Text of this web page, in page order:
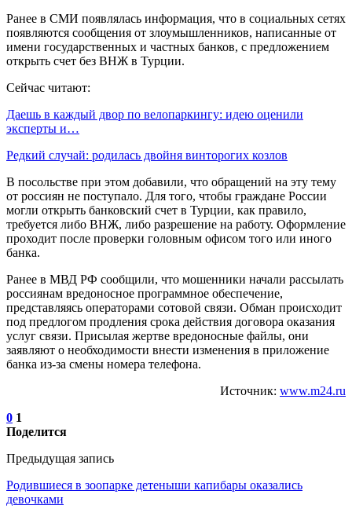
Ранее в СМИ появлялась информация, что в социальных сетях
появляются сообщения от злоумышленников, написанные от
имени государственных и частных банков, с предложением
открыть счет без ВНЖ в Турции.
Сейчас читают:
Даешь в каждый двор по велопаркингу: идею оценили
эксперты и…
Редкий случай: родилась двойня винторогих козлов
В посольстве при этом добавили, что обращений на эту тему
от россиян не поступало. Для того, чтобы граждане России
могли открыть банковский счет в Турции, как правило,
требуется либо ВНЖ, либо разрешение на работу. Оформление
проходит после проверки головным офисом того или иного
банка.
Ранее в МВД РФ сообщили, что мошенники начали рассылать
россиянам вредоносное программное обеспечение,
представляясь операторами сотовой связи. Обман происходит
под предлогом продления срока действия договора оказания
услуг связи. Присылая жертве вредоносные файлы, они
заявляют о необходимости внести изменения в приложение
банка из-за смены номера телефона.
Источник: www.m24.ru
0 1
Поделится
Предыдущая запись
Родившиеся в зоопарке детеныши капибары оказались
девочками